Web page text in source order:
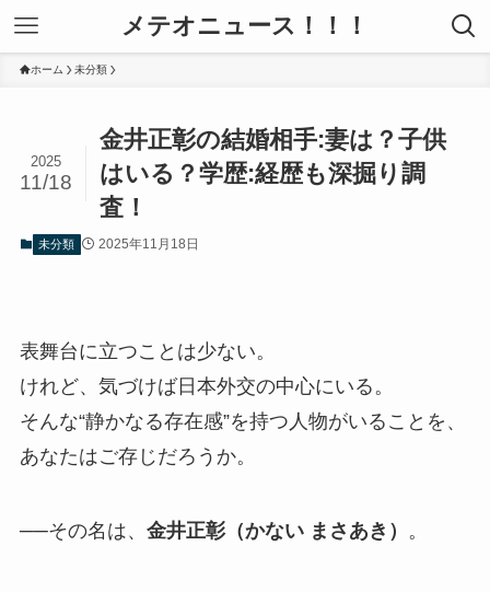
メテオニュース！！！
ホーム 未分類
金井正彰の結婚相手:妻は？子供
はいる？学歴:経歴も深掘り調
査！
2025
11/18
未分類 2025年11月18日
表舞台に立つことは少ない。
けれど、気づけば日本外交の中心にいる。
そんな“静かなる存在感”を持つ人物がいることを、
あなたはご存じだろうか。
──その名は、 金井正彰（かない まさあき） 。